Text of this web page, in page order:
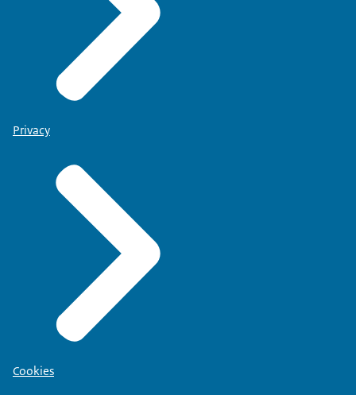
Privacy
Cookies